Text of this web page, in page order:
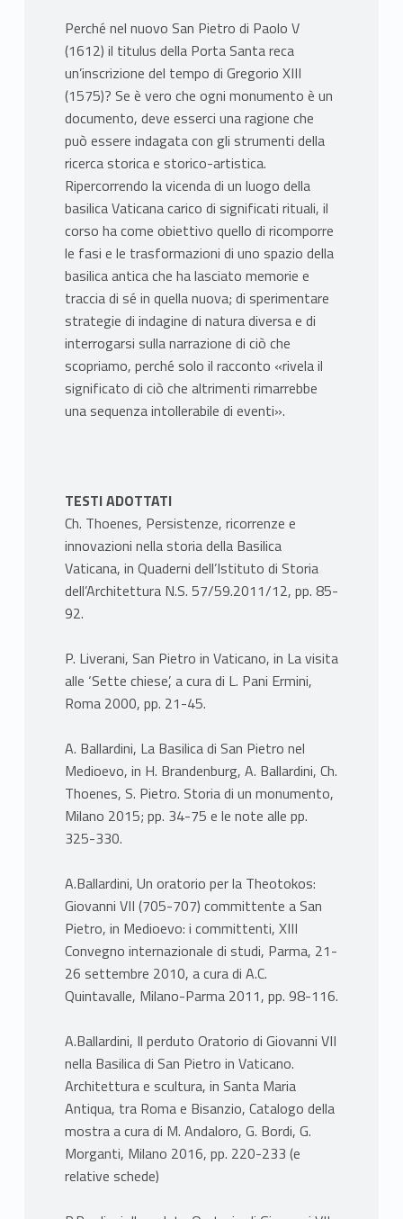
Perché nel nuovo San Pietro di Paolo V
(1612) il titulus della Porta Santa reca
un’inscrizione del tempo di Gregorio XIII
(1575)? Se è vero che ogni monumento è un
documento, deve esserci una ragione che
può essere indagata con gli strumenti della
ricerca storica e storico-artistica.
Ripercorrendo la vicenda di un luogo della
basilica Vaticana carico di significati rituali, il
corso ha come obiettivo quello di ricomporre
le fasi e le trasformazioni di uno spazio della
basilica antica che ha lasciato memorie e
traccia di sé in quella nuova; di sperimentare
strategie di indagine di natura diversa e di
interrogarsi sulla narrazione di ciò che
scopriamo, perché solo il racconto «rivela il
significato di ciò che altrimenti rimarrebbe
una sequenza intollerabile di eventi».
TESTI ADOTTATI
Ch. Thoenes, Persistenze, ricorrenze e
innovazioni nella storia della Basilica
Vaticana, in Quaderni dell’Istituto di Storia
dell’Architettura N.S. 57/59.2011/12, pp. 85-
92.
P. Liverani, San Pietro in Vaticano, in La visita
alle ‘Sette chiese’, a cura di L. Pani Ermini,
Roma 2000, pp. 21-45.
A. Ballardini, La Basilica di San Pietro nel
Medioevo, in H. Brandenburg, A. Ballardini, Ch.
Thoenes, S. Pietro. Storia di un monumento,
Milano 2015; pp. 34-75 e le note alle pp.
325-330.
A.Ballardini, Un oratorio per la Theotokos:
Giovanni VII (705-707) committente a San
Pietro, in Medioevo: i committenti, XIII
Convegno internazionale di studi, Parma, 21-
26 settembre 2010, a cura di A.C.
Quintavalle, Milano-Parma 2011, pp. 98-116.
A.Ballardini, Il perduto Oratorio di Giovanni VII
nella Basilica di San Pietro in Vaticano.
Architettura e scultura, in Santa Maria
Antiqua, tra Roma e Bisanzio, Catalogo della
mostra a cura di M. Andaloro, G. Bordi, G.
Morganti, Milano 2016, pp. 220-233 (e
relative schede)